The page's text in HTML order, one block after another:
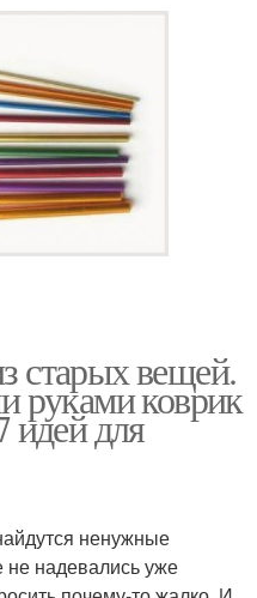
старых вещей.
руками коврик
идей для
ненужные
не надевались уже